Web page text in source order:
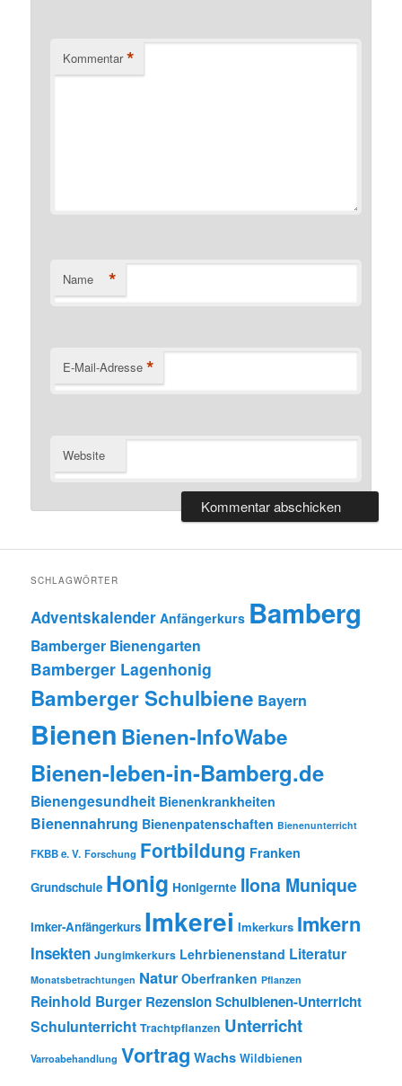
Kommentar *
Name *
E-Mail-Adresse *
Website
SCHLAGWÖRTER
Adventskalender Anfängerkurs Bamberg
Bamberger Bienengarten
Bamberger Lagenhonig
Bamberger Schulbiene Bayern
Bienen Bienen-InfoWabe
Bienen-leben-in-Bamberg.de
Bienengesundheit Bienenkrankheiten
Bienennahrung Bienenpatenschaften Bienenunterricht
FKBB e. V. Forschung Fortbildung Franken
Grundschule Honig Honigernte Ilona Munique
Imker-Anfängerkurs Imkerei Imkerkurs Imkern
Insekten Jungimkerkurs Lehrbienenstand Literatur
Monatsbetrachtungen Natur Oberfranken Pflanzen
Reinhold Burger RezensionSchulbienen-Unterricht
Schulunterricht Trachtpflanzen Unterricht
Varroabehandlung Vortrag Wachs Wildbienen